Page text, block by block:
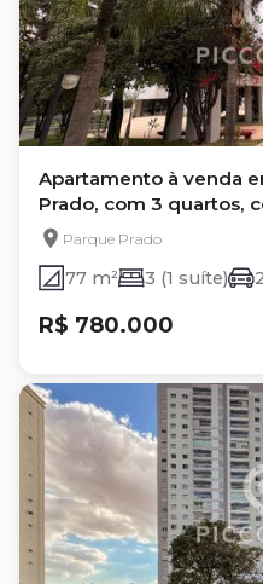
Apartamento à venda
Prado, com 3 quartos,
Rugendas
Parque Prado
77 m² 3 (1 suíte) 2
R$ 780.000